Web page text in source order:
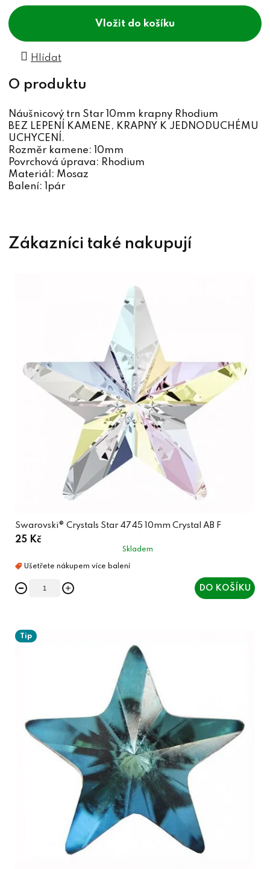
do košíku
Hlídat
Náušnicový trn Star 10mm krapny Rhodium
BEZ LEPENÍ KAMENE, KRAPNY K JEDNODUCHÉMU
UCHYCENÍ.
Rozměr kamene: 10mm
Povrchová úprava: Rhodium
Materiál: Mosaz
Balení: 1pár
Swarovski® Crystals Star 4745 10mm Crystal AB F
25 Kč
Skladem
DO KOŠÍKU
Tip